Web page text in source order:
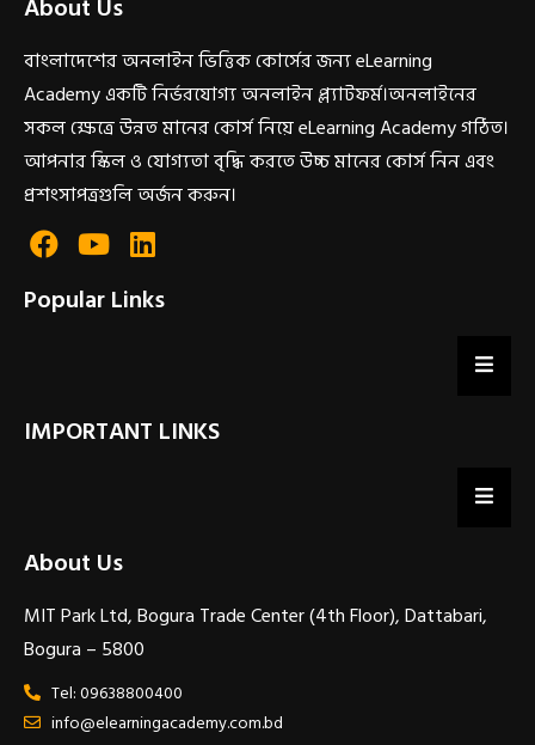
About Us
বাংলাদেশের অনলাইন ভিত্তিক কোর্সের জন্য eLearning
Academy একটি নির্ভরযোগ্য অনলাইন প্ল্যাটফর্ম।অনলাইনের
সকল ক্ষেত্রে উন্নত মানের কোর্স নিয়ে eLearning Academy গঠিত।
আপনার স্কিল ও যোগ্যতা বৃদ্ধি করতে উচ্চ মানের কোর্স নিন এবং
প্রশংসাপত্রগুলি অর্জন করুন।
Popular Links
IMPORTANT LINKS
About Us
MIT Park Ltd, Bogura Trade Center (4th Floor), Dattabari,
Bogura – 5800
Tel: 09638800400
info@elearningacademy.com.bd